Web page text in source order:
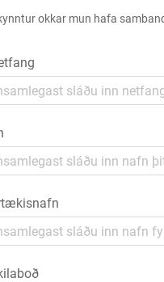
okkar mun hafa